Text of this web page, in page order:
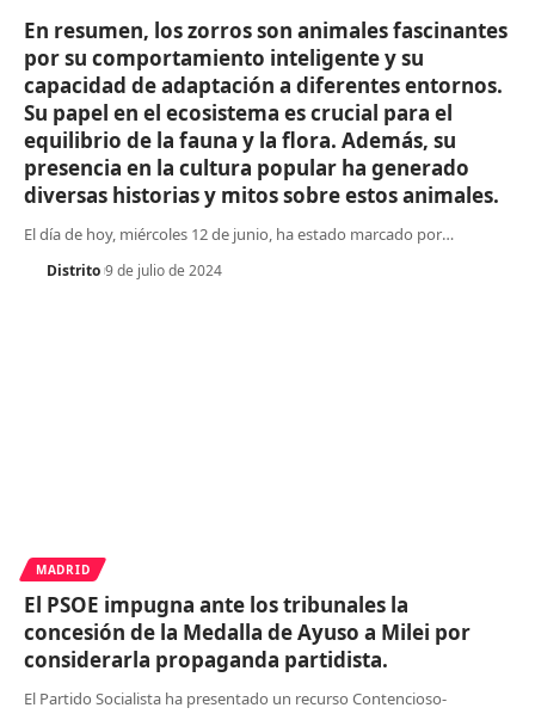
En resumen, los zorros son animales fascinantes
por su comportamiento inteligente y su
capacidad de adaptación a diferentes entornos.
Su papel en el ecosistema es crucial para el
equilibrio de la fauna y la flora. Además, su
presencia en la cultura popular ha generado
diversas historias y mitos sobre estos animales.
El día de hoy, miércoles 12 de junio, ha estado marcado por…
Distrito 9 de julio de 2024
MADRID
El PSOE impugna ante los tribunales la
concesión de la Medalla de Ayuso a Milei por
considerarla propaganda partidista.
El Partido Socialista ha presentado un recurso Contencioso-